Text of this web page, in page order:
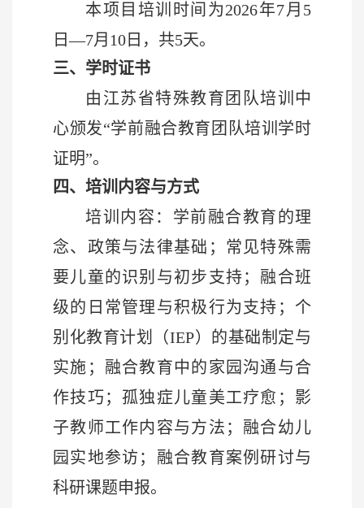
本项目培训时间为2026年7月5
日—7月10日，共5天。
三、学时证书
由江苏省特殊教育团队培训中
心颁发“学前融合教育团队培训学时
证明”。
四、 培训内容与方式
培训内容：学前融合教育的理
念、政策与法律基础；常见特殊需
要儿童的识别与初步支持；融合班
级的日常管理与积极行为支持；个
别化教育计划（IEP）的基础制定与
实施；融合教育中的家园沟通与合
作技巧；孤独症儿童美工疗愈；影
子教师工作内容与方法；融合幼儿
园实地参访；融合教育案例研讨与
科研课题申报。